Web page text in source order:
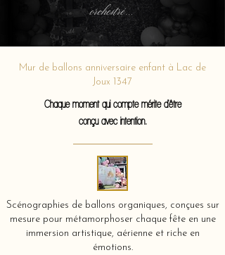
orchestré...
Mur de ballons anniversaire enfant à Lac de
Joux 1347
Chaque moment qui compte mérite d'être
conçu avec intention.
Scénographies de ballons organiques, conçues sur
mesure pour métamorphoser chaque fête en une
immersion artistique, aérienne et riche en
émotions.